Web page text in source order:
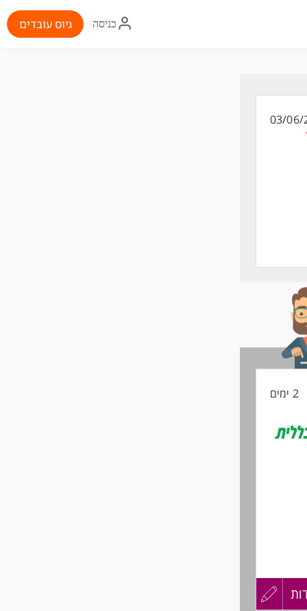
איקון
התחברות
כניסה גיוס עובדים
03/06/
2 ימים
עדכון